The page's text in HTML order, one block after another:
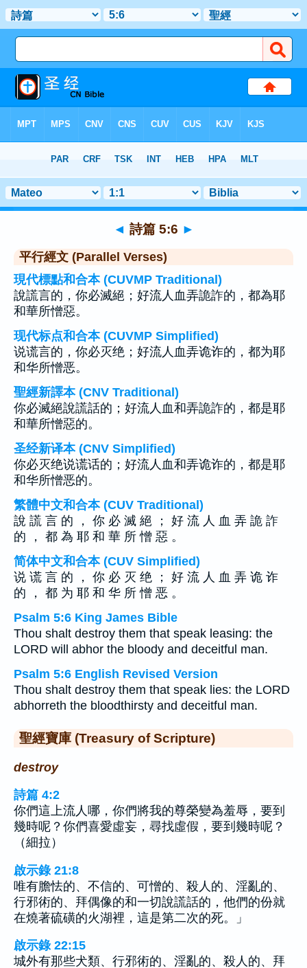
> 聖經金句 6
◄ 詩篇 5:6 ►
平行經文 (Parallel Verses)
現代標點和合本 (CUVMP Traditional)
說謊言的，你必滅絕；好流人血弄詭詐的，都為耶
和華所憎惡。
现代标点和合本 (CUVMP Simplified)
说谎言的，你必灭绝；好流人血弄诡诈的，都为耶
和华所憎恶。
聖經新譯本 (CNV Traditional)
你必滅絕說謊話的；好流人血和弄詭詐的，都是耶
和華所憎惡的。
圣经新译本 (CNV Simplified)
你必灭绝说谎话的；好流人血和弄诡诈的，都是耶
和华所憎恶的。
繁體中文和合本 (CUV Traditional)
說 謊 言 的 ， 你 必 滅 絕 ； 好 流 人 血 弄 詭 詐
的 ， 都 為 耶 和 華 所 憎 惡 。
简体中文和合本 (CUV Simplified)
说 谎 言 的 ， 你 必 灭 绝 ； 好 流 人 血 弄 诡 诈
的 ， 都 为 耶 和 华 所 憎 恶 。
Psalm 5:6 King James Bible
Thou shalt destroy them that speak leasing: the
LORD will abhor the bloody and deceitful man.
Psalm 5:6 English Revised Version
Thou shalt destroy them that speak lies: the LORD
abhorreth the bloodthirsty and deceitful man.
聖經寶庫 (Treasury of Scripture)
destroy
詩篇 4:2
你們這上流人哪，你們將我的尊榮變為羞辱，要到
幾時呢？你們喜愛虛妄，尋找虛假，要到幾時呢？
（細拉）
啟示錄 21:8
唯有膽怯的、不信的、可憎的、殺人的、淫亂的、
行邪術的、拜偶像的和一切說謊話的，他們的份就
在燒著硫磺的火湖裡，這是第二次的死。」
啟示錄 22:15
城外有那些犬類、行邪術的、淫亂的、殺人的、拜